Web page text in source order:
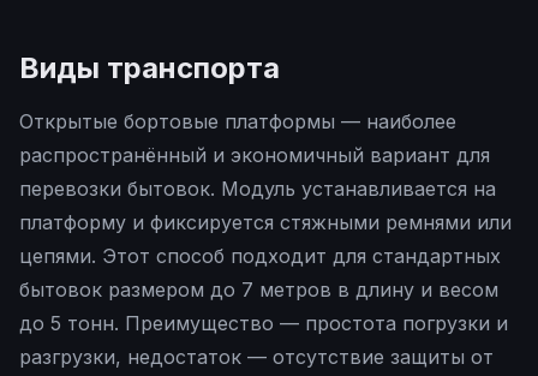
Виды транспорта
Открытые бортовые платформы — наиболее
распространённый и экономичный вариант для
перевозки бытовок. Модуль устанавливается на
платформу и фиксируется стяжными ремнями или
цепями. Этот способ подходит для стандартных
бытовок размером до 7 метров в длину и весом
до 5 тонн. Преимущество — простота погрузки и
разгрузки, недостаток — отсутствие защиты от